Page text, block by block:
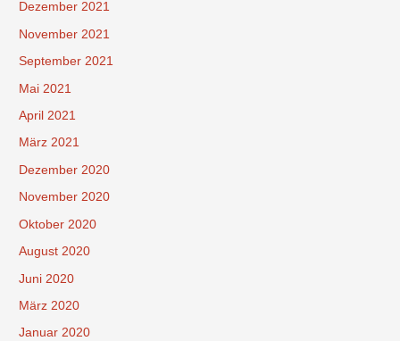
Dezember 2021
November 2021
September 2021
Mai 2021
April 2021
März 2021
Dezember 2020
November 2020
Oktober 2020
August 2020
Juni 2020
März 2020
Januar 2020